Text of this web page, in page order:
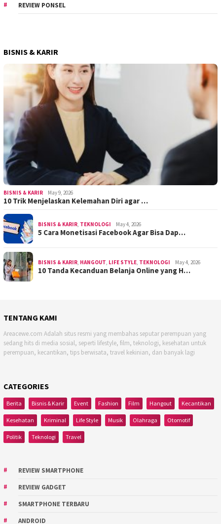
REVIEW PONSEL
BISNIS & KARIR
BISNIS & KARIR May 9, 2026
10 Trik Menjelaskan Kelemahan Diri agar …
BISNIS & KARIR, TEKNOLOGI May 4, 2026
5 Cara Monetisasi Facebook Agar Bisa Dap…
BISNIS & KARIR, HANGOUT, LIFE STYLE, TEKNOLOGI May 4, 2026
10 Tanda Kecanduan Belanja Online yang H…
TENTANG KAMI
Areacewe.com Adalah situs resmi yang membahas seputar perempuan yang
sedang hits di media sosial, seperti lifestyle, film, teknologi, kesehatan untuk
perempuan, kecantikan, tips berwisata, travel kekinian, dan banyak lagi
CATEGORIES
Berita Bisnis & Karir Event Fashion Film Hangout Kecantikan
Kesehatan Kriminal Life Style Musik Olahraga Otomotif
Politik Teknologi Travel
REVIEW SMARTPHONE
REVIEW GADGET
SMARTPHONE TERBARU
ANDROID